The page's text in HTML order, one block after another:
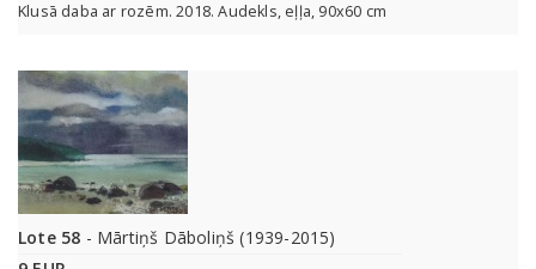
Klusā daba ar rozēm. 2018. Audekls, eļļa, 90x60 cm
Lote 58 - Mārtiņš Dāboliņš (1939-2015)